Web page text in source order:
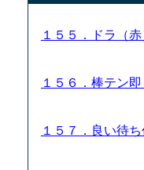
１５５．ドラ（
１５６．棒テン
１５７．良い待